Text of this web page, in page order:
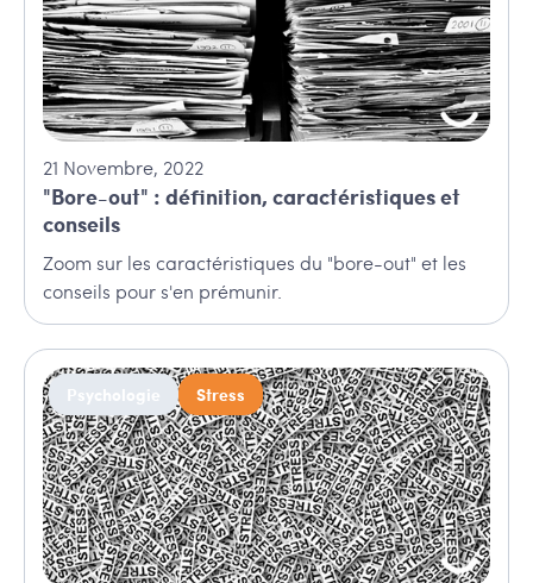
21 Novembre, 2022
"Bore-out" : définition, caractéristiques et
conseils
Zoom sur les caractéristiques du "bore-out" et les
conseils pour s'en prémunir.
Psychologie Stress